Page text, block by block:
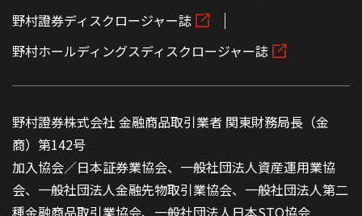
野村證券ディスクロージャー誌
野村ホールディングスディスクロージャー誌
野村證券株式会社 金融商品取引業者 関東財務局長（金
商）第142号
加入協会／日本証券業協会、一般社団法人資産運用業協
会、一般社団法人金融先物取引業協会、一般社団法人第二